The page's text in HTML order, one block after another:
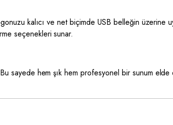
kalıcı ve net biçimde USB belleğin üzerine
seçenekleri sunar.
sayede hem şık hem profesyonel bir sunum elde